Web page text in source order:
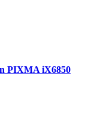
PIXMA iX6850